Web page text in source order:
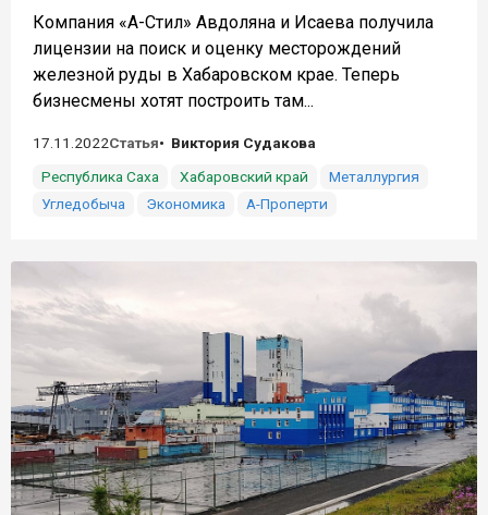
Компания «А-Стил» Авдоляна и Исаева получила
лицензии на поиск и оценку месторождений
железной руды в Хабаровском крае. Теперь
бизнесмены хотят построить там...
17.11.2022Статья
Виктория Судакова
Республика Саха
Хабаровский край
Металлургия
Угледобыча
Экономика А-Проперти